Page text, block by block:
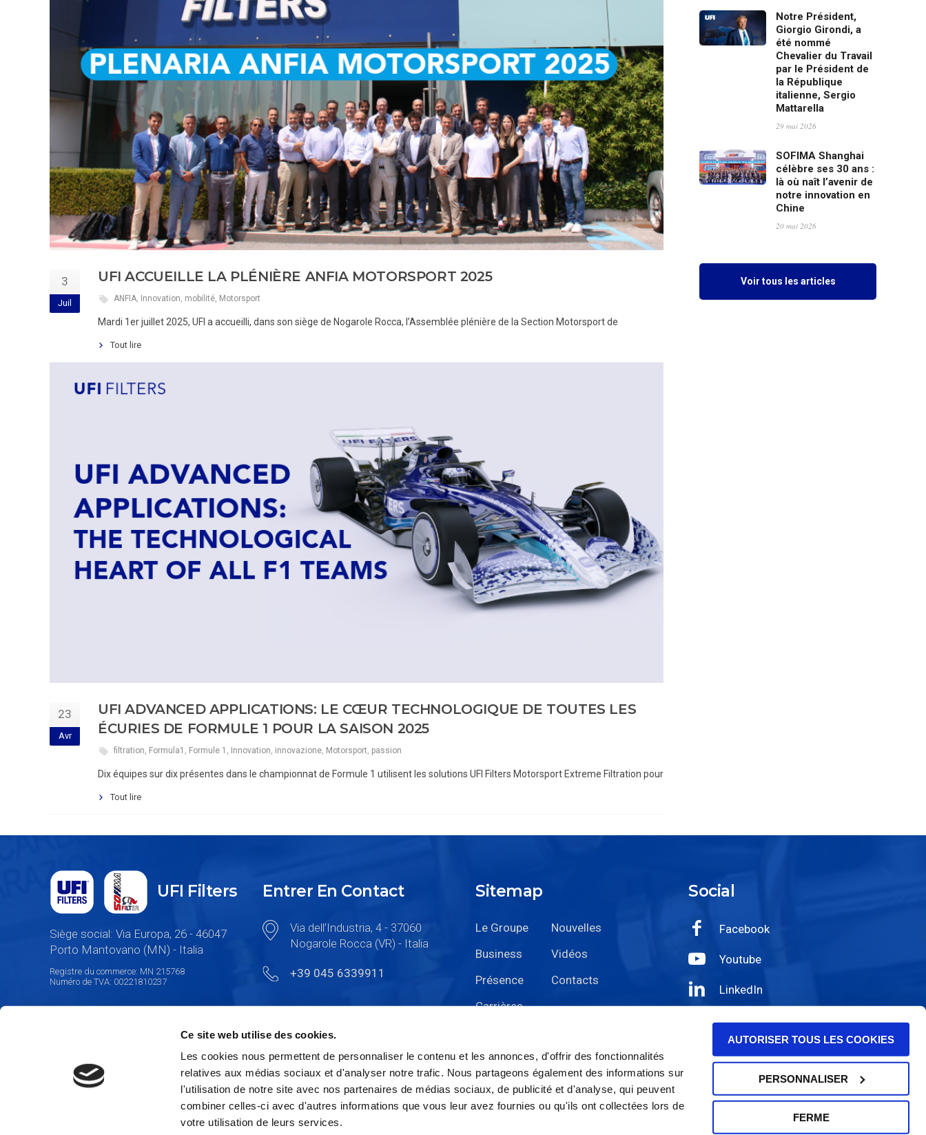
Ce site web utilise des cookies.
Les cookies nous permettent de personnaliser le contenu et les annonces, d'offrir des fonctionnalités
relatives aux médias sociaux et d'analyser notre trafic. Nous partageons également des informations sur
l'utilisation de notre site avec nos partenaires de médias sociaux, de publicité et d'analyse, qui peuvent
combiner celles-ci avec d'autres informations que vous leur avez fournies ou qu'ils ont collectées lors de
votre utilisation de leurs services.
AUTORISER TOUS LES COOKIES
PERSONNALISER
FERME
3
Juil
UFI ACCUEILLE LA PLÉNIÈRE ANFIA MOTORSPORT 2025
ANFIA, Innovation, mobilité, Motorsport
Mardi 1er juillet 2025, UFI a accueilli, dans son siège de Nogarole Rocca, l’Assemblée plénière de la Section Motorsport de
Tout lire
23
Avr
UFI ADVANCED APPLICATIONS: LE CŒUR TECHNOLOGIQUE DE TOUTES LES
ÉCURIES DE FORMULE 1 POUR LA SAISON 2025
filtration, Formula1 , Formule 1 , Innovation, innovazione, Motorsport, passion
Dix équipes sur dix présentes dans le championnat de Formule 1 utilisent les solutions UFI Filters Motorsport Extreme Filtration pour
Tout lire
Notre Président,
Giorgio Girondi, a
été nommé
Chevalier du Travail
par le Président de
la République
italienne, Sergio
Mattarella
29 mai 2026
SOFIMA Shanghai
célèbre ses 30 ans :
là où naît l’avenir de
notre innovation en
Chine
20 mai 2026
Voir tous les articles
UFI Filters
Siège social: Via Europa, 26 - 46047
Porto Mantovano (MN) - Italia
Registre du commerce: MN 215768
Numéro de TVA: 00221810237
Entrer En Contact
Via dell’Industria, 4 - 37060
Nogarole Rocca (VR) - Italia
+39 045 6339911
Sitemap
Le Groupe
Nouvelles
Business
Vidéos
Présence
Contacts
Carrières
Social
Facebook
Youtube
LinkedIn
Wechat